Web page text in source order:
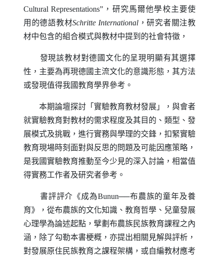
Cultural Representations”，研究馬爾他學校主要使
用的德語教材Schritte International ，研究者關注教
材中包含的組合模式與教材中提到的社會特徵，
發現該教材對德國文化的呈現明顯有其選擇
性，主要為再現德國主流文化的意識形態，其方法
或發現值得我國教育學界參考。
本期論壇探討「實驗教育教材發展」，與會者
就實驗教育對教材的需求程度及其目的、類型、發
展模式及挑戰，進行實務與學理的交鋒，扣緊實驗
教育現場時刻面對與反思的問題及可能因應策略，
是我國實驗教育推動至今少見的深入討論，相當值
得實務工作者及研究者參考。
書評評介《成為Bunun──布農族的童年及養
育》，從布農族的文化知識、教育哲學、兒童發展
心理學為論述起點，擘劃布農族民族教育課程之內
涵，除了勾勒本書梗概，亦提出相關見解與評析，
對發展原住民族教育之課程架構，或自編教材應考